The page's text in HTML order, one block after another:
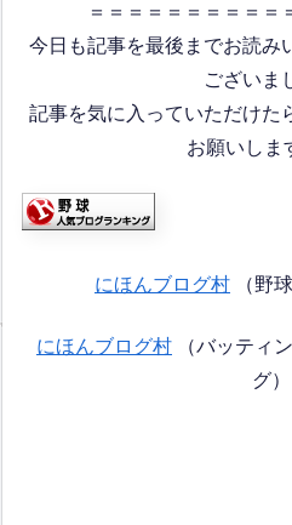
＝＝＝＝＝＝＝＝＝＝
今日も記事を最後までお読み
ございま
記事を気に入っていただけた
お願いしま
にほんブログ村 （野
にほんブログ村 （バッティ
グ）